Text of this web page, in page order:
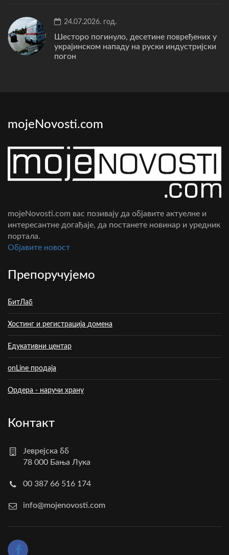
24.07.2026. год.
Шесторо погинуло, десетине повређених у
украјинском нападу на руски индустријски
погон
mojeNovosti.com
mojeNovosti.com вас позивају да објавите актуелне и
интересантне догађаје, да постанете новинар и уредник
портала.
Oбјавите новост
Препоручујемо
БитЛаб
Хостинг и регистрација домена
Едукативни центар
onLine продаја
Ордера - наручи храну
Контакт
Јеврејска бб
78 000 Бања Лука
00 387 66 516 174
info@mojenovosti.com